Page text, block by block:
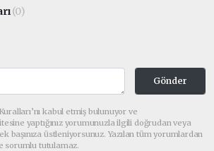
(0)
Gönder
kabul etmiş bulunuyor ve
yaptığınız yorumunuzla ilgili doğrudan veya
başınıza üstleniyorsunuz. Yazılan tüm yorumlardan
sorumlu tutulamaz.